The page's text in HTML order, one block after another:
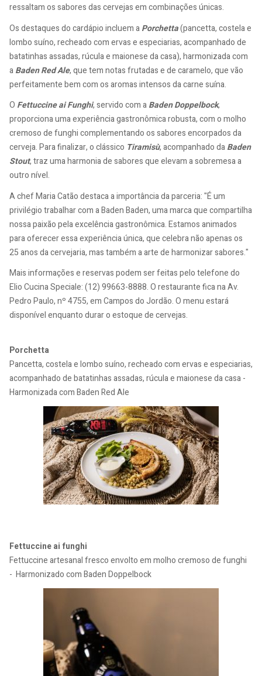
ressaltam os sabores das cervejas em combinações únicas.
Os destaques do cardápio incluem aPorchetta(pancetta, costela e
lombo suíno, recheado com ervas e especiarias, acompanhado de
batatinhas assadas, rúcula e maionese da casa), harmonizada com
aBaden Red Ale, que tem notas frutadas e de caramelo, que vão
perfeitamente bem com os aromas intensos da carne suína.
O Fettuccine ai Funghi, servido com aBaden Doppelbock,
proporciona uma experiência gastronômica robusta, com o molho
cremoso de funghi complementando os sabores encorpados da
cerveja. Para finalizar, o clássico Tiramisù, acompanhado daBaden
Stout, traz uma harmonia de sabores que elevam a sobremesa a
outro nível.
A chef Maria Catão destaca a importância da parceria: "É um
privilégio trabalhar com a Baden Baden, uma marca que compartilha
nossa paixão pela excelência gastronômica. Estamos animados
para oferecer essa experiência única, que celebra não apenas os
25 anos da cervejaria, mas também a arte de harmonizar sabores."
Mais informações e reservas podem ser feitas pelo telefone do
Elio Cucina Speciale: (12) 99663-8888. O restaurante fica na Av.
Pedro Paulo, nº 4755, em Campos do Jordão. O menu estará
disponível enquanto durar o estoque de cervejas.
Porchetta
Pancetta, costela e lombo suíno, recheado com ervas e especiarias,
acompanhado de batatinhas assadas, rúcula e maionese da casa -
Harmonizada com Baden Red Ale
Fettuccine ai funghi
Fettuccine artesanal fresco envolto em molho cremoso de funghi
- Harmonizado com Baden Doppelbock